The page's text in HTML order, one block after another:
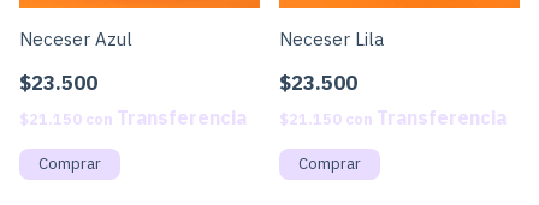
Neceser Azul
$23.500
$21.150 con
Neceser Lila
$23.500
$21.150 con